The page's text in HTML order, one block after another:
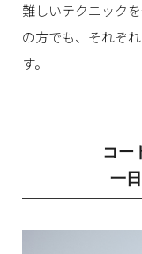
難しいテクニック
の方でも、それぞ
す。
コー
一